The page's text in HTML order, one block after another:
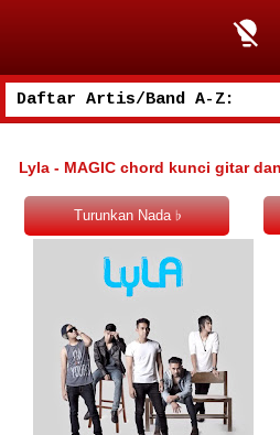
Lyla - MAGIC chord kunci gitar